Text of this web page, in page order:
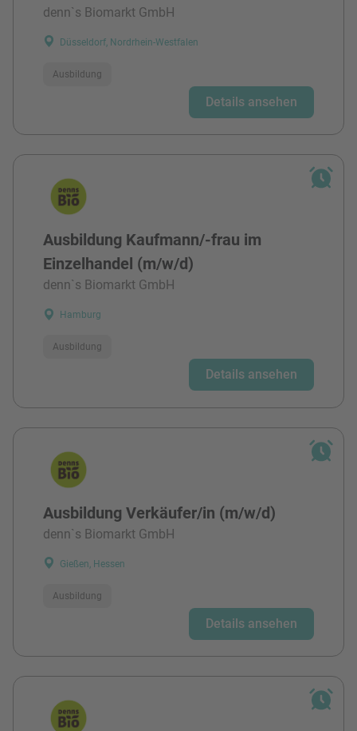
denn`s Biomarkt GmbH
Düsseldorf, Nordrhein-Westfalen
Ausbildung
Details ansehen
Ausbildung Kaufmann/-frau im
Einzelhandel (m/w/d)
denn`s Biomarkt GmbH
Hamburg
Ausbildung
Details ansehen
Ausbildung Verkäufer/in (m/w/d)
denn`s Biomarkt GmbH
Gießen, Hessen
Ausbildung
Details ansehen